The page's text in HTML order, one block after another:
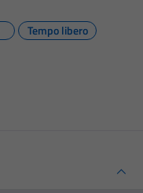
Tempo libero